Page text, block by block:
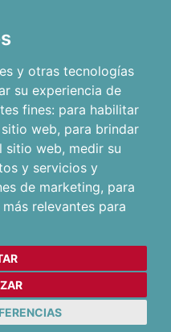
y otras tecnologías
su experiencia de
fines: para habilitar
web, para brindar
sitio web, medir su
y servicios y
de marketing, para
relevantes para